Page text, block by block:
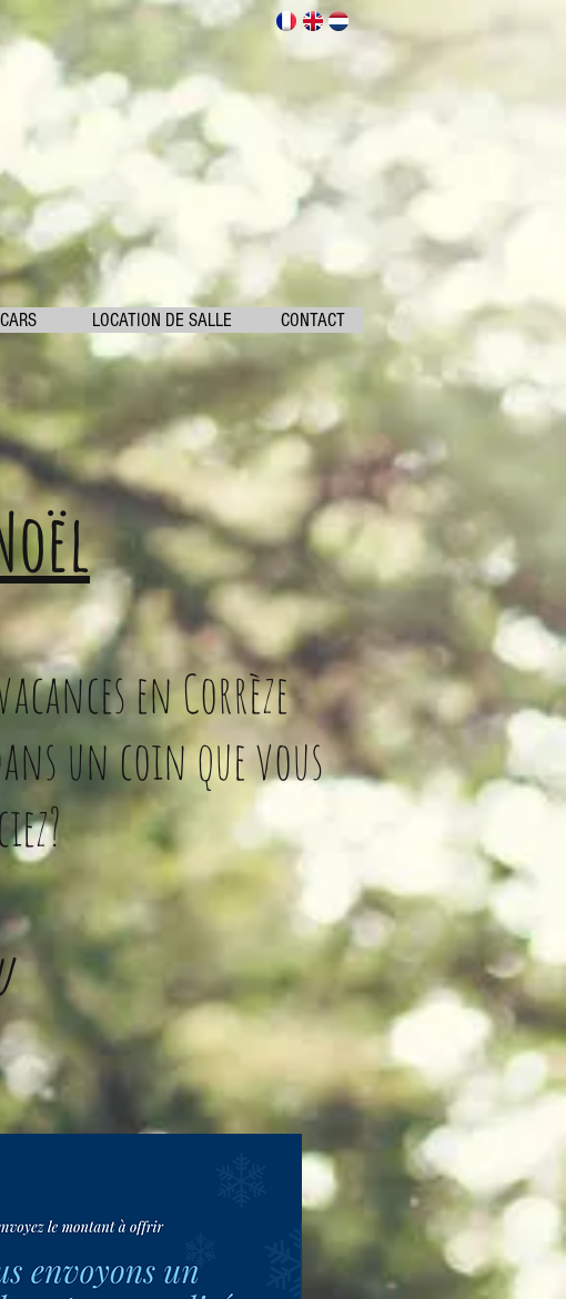
LOCATION DE SALLE CONTACT
en Corrèze
un coin que vous